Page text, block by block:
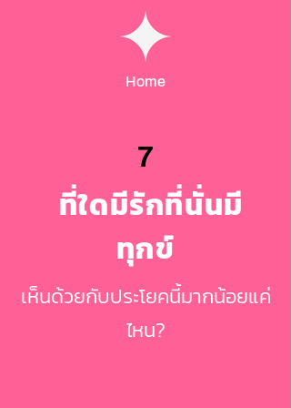
เห็นด้วยกับประโยคนี้มากน้อยแค่
ไหน?
7
Home
ที่ใดมีรักที่นั่นมี
ทุกข์